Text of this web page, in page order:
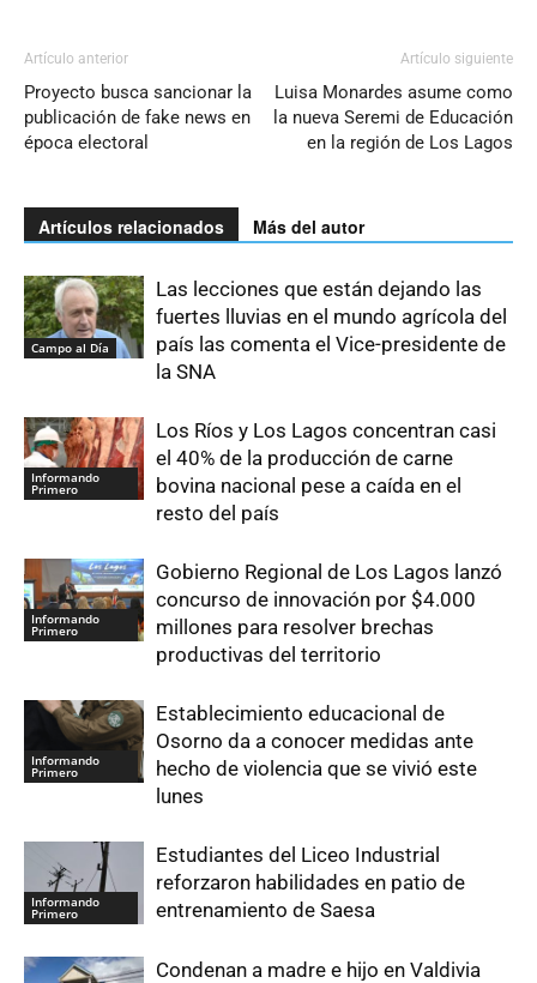
Artículo anterior
Proyecto busca sancionar la
publicación de fake news en
época electoral
Artículo siguiente
Luisa Monardes asume como
la nueva Seremi de Educación
en la región de Los Lagos
Artículos relacionados Más del autor
Campo al Día
Las lecciones que están dejando las
fuertes lluvias en el mundo agrícola del
país las comenta el Vice-presidente de
la SNA
Informando
Primero
Los Ríos y Los Lagos concentran casi
el 40% de la producción de carne
bovina nacional pese a caída en el
resto del país
Informando
Primero
Gobierno Regional de Los Lagos lanzó
concurso de innovación por $4.000
millones para resolver brechas
productivas del territorio
Informando
Primero
Establecimiento educacional de
Osorno da a conocer medidas ante
hecho de violencia que se vivió este
lunes
Informando
Primero
Estudiantes del Liceo Industrial
reforzaron habilidades en patio de
entrenamiento de Saesa
Condenan a madre e hijo en Valdivia